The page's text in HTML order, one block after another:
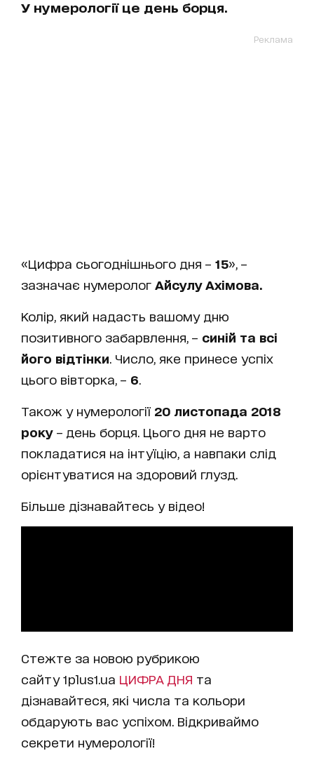
У нумерології це день борця.
Реклама
«Цифра сьогоднішнього дня – 15», –
зазначає нумеролог Айсулу Ахімова.
Колір, який надасть вашому дню
позитивного забарвлення, – синій та всі
його відтінки . Число, яке принесе успіх
цього вівторка, – 6
Також у нумерології 20 листопада 2018
року – день борця. Цього дня не варто
покладатися на інтуїцію, а навпаки слід
орієнтуватися на здоровий глузд.
Більше дізнавайтесь у відео!
Стежте за новою рубрикою
сайту 1plus1.ua ЦИФРА ДНЯ та
дізнавайтеся, які числа та кольори
обдарують вас успіхом. Відкриваймо
секрети нумерології!